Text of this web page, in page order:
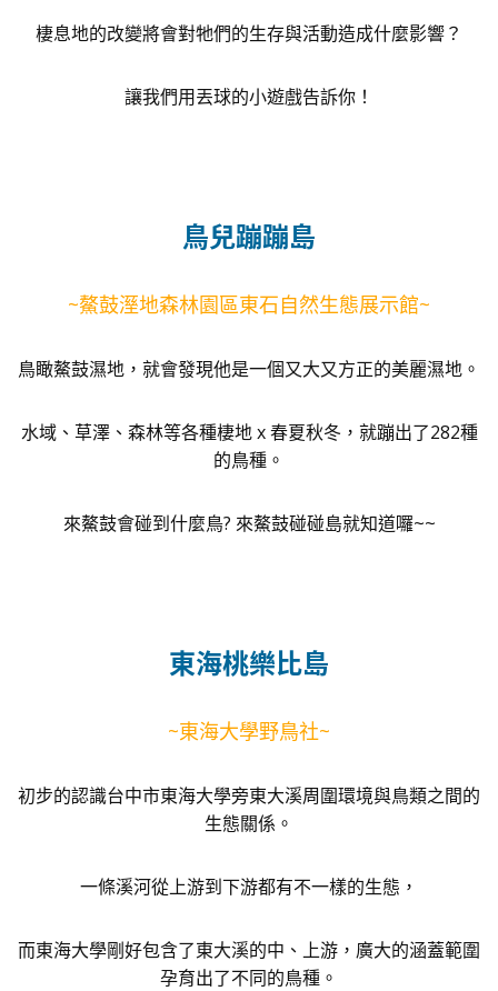
棲息地的改變將會對牠們的生存與活動造成什麼影響？
讓我們用丟球的小遊戲告訴你！
鳥兒蹦蹦島
~鰲鼓溼地森林園區東石自然生態展示館~
鳥瞰鰲鼓濕地，就會發現他是一個又大又方正的美麗濕地。
水域、草澤、森林等各種棲地 x 春夏秋冬，就蹦出了282種
的鳥種。
來鰲鼓會碰到什麼鳥? 來鰲鼓碰碰島就知道囉~~
東海桃樂比島
~東海大學野鳥社~
初步的認識台中市東海大學旁東大溪周圍環境與鳥類之間的
生態關係。
一條溪河從上游到下游都有不一樣的生態，
而東海大學剛好包含了東大溪的中、上游，廣大的涵蓋範圍
孕育出了不同的鳥種。